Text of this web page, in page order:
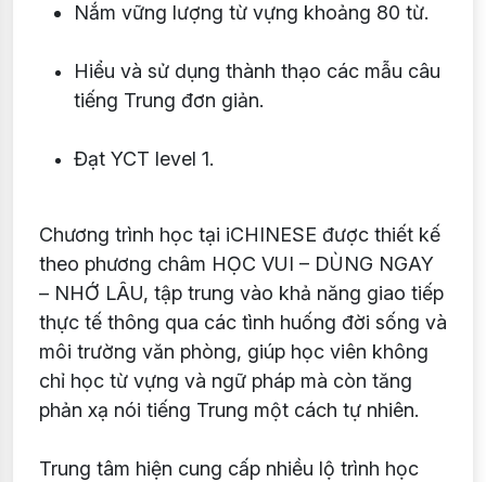
Nắm vững lượng từ vựng khoảng 80 từ.
Hiểu và sử dụng thành thạo các mẫu câu
tiếng Trung đơn giản.
Đạt YCT level 1.
Chương trình học tại iCHINESE được thiết kế
theo phương châm HỌC VUI – DÙNG NGAY
– NHỚ LÂU, tập trung vào khả năng giao tiếp
thực tế thông qua các tình huống đời sống và
môi trường văn phòng, giúp học viên không
chỉ học từ vựng và ngữ pháp mà còn tăng
phản xạ nói tiếng Trung một cách tự nhiên.
Trung tâm hiện cung cấp nhiều lộ trình học